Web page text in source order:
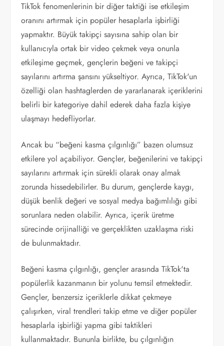
TikTok fenomenlerinin bir diğer taktiği ise etkileşim
oranını artırmak için popüler hesaplarla işbirliği
yapmaktır. Büyük takipçi sayısına sahip olan bir
kullanıcıyla ortak bir video çekmek veya onunla
etkileşime geçmek, gençlerin beğeni ve takipçi
sayılarını artırma şansını yükseltiyor. Ayrıca, TikTok'un
özelliği olan hashtaglerden de yararlanarak içeriklerini
belirli bir kategoriye dahil ederek daha fazla kişiye
ulaşmayı hedefliyorlar.
Ancak bu “beğeni kasma çılgınlığı” bazen olumsuz
etkilere yol açabiliyor. Gençler, beğenilerini ve takipçi
sayılarını artırmak için sürekli olarak onay almak
zorunda hissedebilirler. Bu durum, gençlerde kaygı,
düşük benlik değeri ve sosyal medya bağımlılığı gibi
sorunlara neden olabilir. Ayrıca, içerik üretme
sürecinde orijinalliği ve gerçeklikten uzaklaşma riski
de bulunmaktadır.
Beğeni kasma çılgınlığı, gençler arasında TikTok'ta
popülerlik kazanmanın bir yolunu temsil etmektedir.
Gençler, benzersiz içeriklerle dikkat çekmeye
çalışırken, viral trendleri takip etme ve diğer popüler
hesaplarla işbirliği yapma gibi taktikleri
kullanmaktadır. Bununla birlikte, bu çılgınlığın